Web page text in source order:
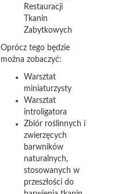
Restauracji
Tkanin
Zabytkowych
Oprócz tego będzie
można zobaczyć:
Warsztat
miniaturzysty
Warsztat
introligatora
Zbiór roślinnych i
zwierzęcych
barwników
naturalnych,
stosowanych w
przeszłości do